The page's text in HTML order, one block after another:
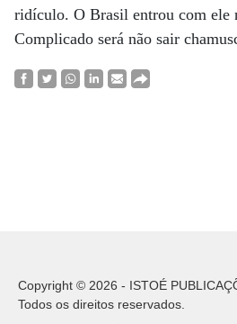
ridículo. O Brasil entrou com ele
Complicado será não sair
Copyright © 2026 - ISTOÉ
Todos os direitos reservados.